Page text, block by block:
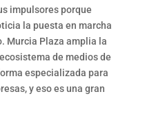
impulsores porque
la puesta en marcha
Murcia Plaza amplia la
de medios de
especializada para
y eso es una gran